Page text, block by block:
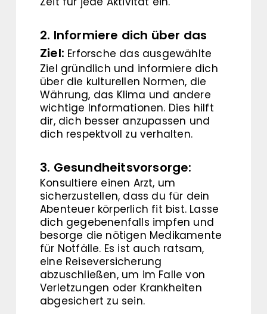
2. Informiere dich über das
Ziel: Erforsche das ausgewählte
Ziel gründlich und informiere dich
über die kulturellen Normen, die
Währung, das Klima und andere
wichtige Informationen. Dies hilft
dir, dich besser anzupassen und
dich respektvoll zu verhalten.
3. Gesundheitsvorsorge:
Konsultiere einen Arzt, um
sicherzustellen, dass du für dein
Abenteuer körperlich fit bist. Lasse
dich gegebenenfalls impfen und
besorge die nötigen Medikamente
für Notfälle. Es ist auch ratsam,
eine Reiseversicherung
abzuschließen, um im Falle von
Verletzungen oder Krankheiten
abgesichert zu sein.